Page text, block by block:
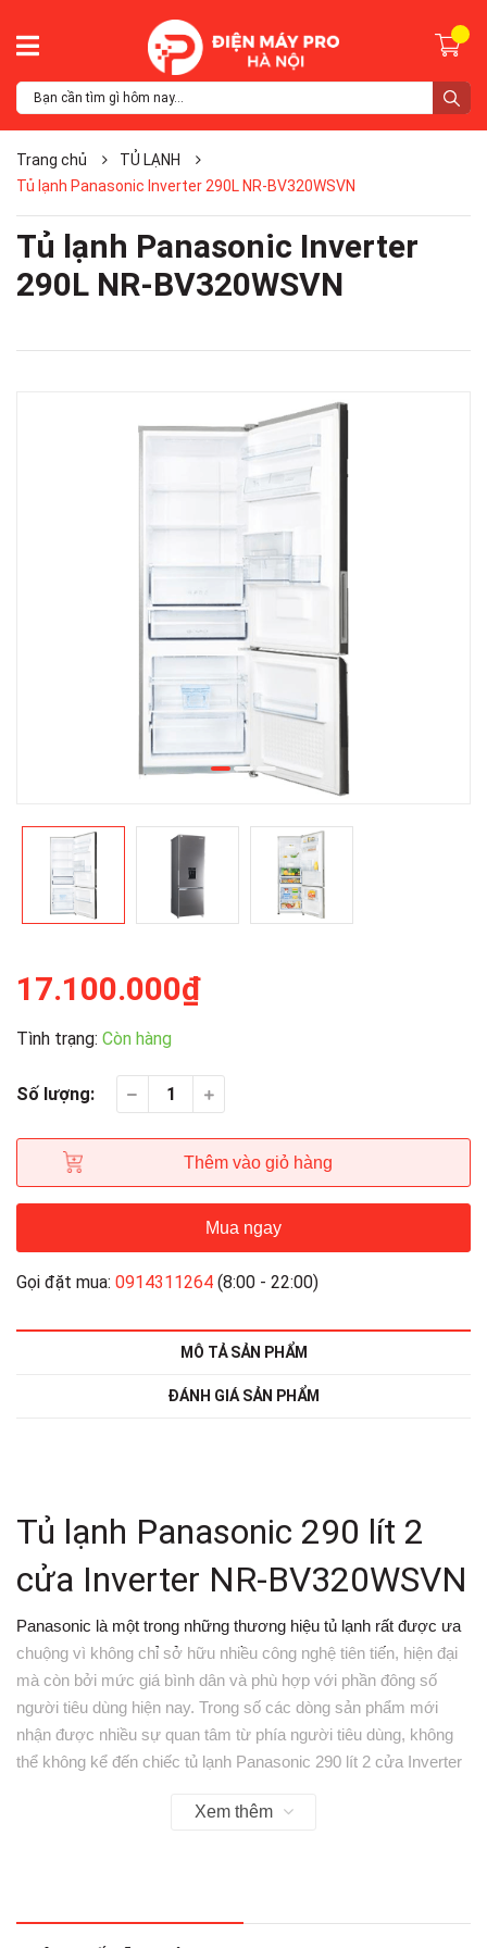
Trang chủ
TỦ LẠNH
Tủ lạnh Panasonic Inverter 290L NR-BV320WSVN
Tủ lạnh Panasonic Inverter
290L NR-BV320WSVN
17.100.000₫
Tình trạng: Còn hàng
Số lượng:
Thêm vào giỏ hàng
Mua ngay
Gọi đặt mua: 0914311264 (8:00 - 22:00)
MÔ TẢ SẢN PHẨM
ĐÁNH GIÁ SẢN PHẨM
Tủ lạnh Panasonic 290 lít 2
cửa Inverter NR-BV320WSVN
Panasonic là một trong những thương hiệu tủ lạnh rất được ưa
chuộng vì không chỉ sở hữu nhiều công nghệ tiên tiến, hiện đại
mà còn bởi mức giá bình dân và phù hợp với phần đông số
người tiêu dùng hiện nay. Trong số các dòng sản phẩm mới
nhận được nhiều sự quan tâm từ phía người tiêu dùng, không
thể không kể đến chiếc tủ lạnh Panasonic 290 lít 2 cửa Inverter
Inverter NR-BV320WSVN:
Xem thêm